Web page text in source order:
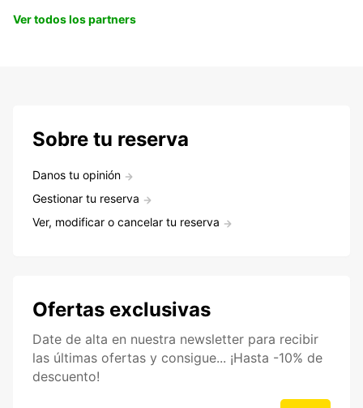
Ver todos los partners
Sobre tu reserva
Danos tu opinión
Gestionar tu reserva
Ver, modificar o cancelar tu reserva
Ofertas exclusivas
Date de alta en nuestra newsletter para recibir
las últimas ofertas y consigue... ¡Hasta -10% de
descuento!